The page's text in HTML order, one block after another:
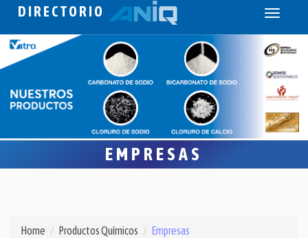
DIRECTORIO
Toggle
EMPRESAS
Home Productos Químicos Empresas